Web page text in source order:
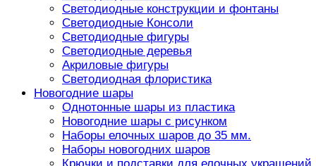
Светодиодные конструкции и фонтаны
Светодиодные Консоли
Светодиодные фигуры
Светодиодные деревья
Акриловые фигуры
Светодиодная флористика
Новогодние шары
Однотонные шары из пластика
Новогодние шары с рисунком
Наборы елочных шаров до 35 мм.
Наборы новогодних шаров